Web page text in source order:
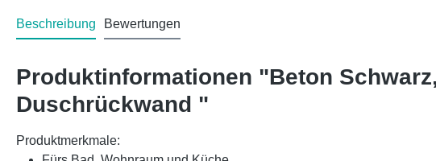
Beschreibung Bewertungen
Produktinformationen "Beton
Duschrückwand "
Produktmerkmale: